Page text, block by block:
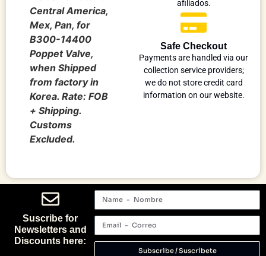
Central America,
Mex, Pan, for
B300-14400
Poppet Valve,
when Shipped
from factory in
Korea. Rate: FOB
+ Shipping.
Customs
Excluded.
afiliados.
Safe Checkout
Payments are handled via our
collection service providers;
we do not store credit card
information on our website.
Suscribe for
Newsletters and
Discounts here:
Subscribe / Suscríbete